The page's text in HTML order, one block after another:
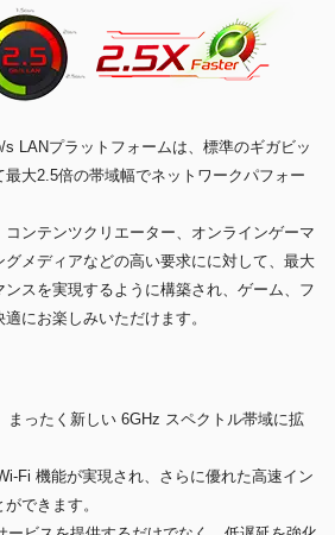
LANプラットフォームは、標準のギガビッ
最大2.5倍の帯域幅でネットワークパフォー
ンテンツクリエーター、オンラインゲーマ
メディアなどの高い要求にに対して、最大
スを実現するように構築され、ゲーム、フ
にお楽しみいただけます。
まったく新しい 6GHz スペクトル帯域に拡
Fi 機能が実現され、さらに優れた高速イン
できます。